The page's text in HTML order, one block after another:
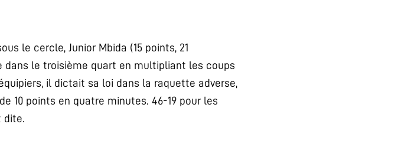
le cercle, Junior Mbida (15 points, 21
dans le troisième quart en multipliant les coups
il dictait sa loi dans la raquette adverse,
10 points en quatre minutes. 46-19 pour les
dite.